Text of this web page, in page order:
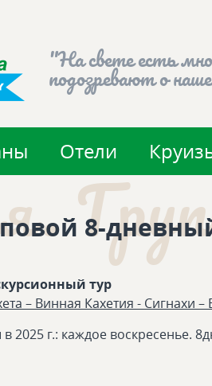
"На свете есть
подозревают о
Отели
8-
тур
– Винная Кахетия - Сигнахи –
2025 г.: каждое воскресенье.